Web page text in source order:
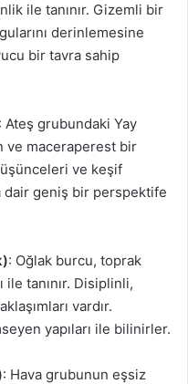
ile tanınır. Gizemli bir
derinlemesine
bir tavra sahip
: Ateş grubundaki Yay
ve maceraperest bir
ve keşif
dair geniş bir perspektife
: Oğlak burcu, toprak
ile tanınır. Disiplinli,
vardır.
yapıları ile bilinirler.
: Hava grubunun eşsiz